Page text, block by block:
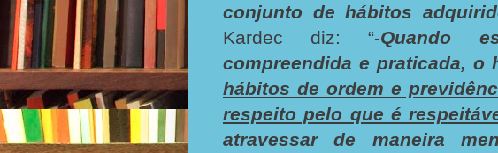
conjunto de hábitos
Kardec diz: “-Quando
compreendida e praticada, o
hábitos de ordem e
respeito pelo que é
atravessar de maneira